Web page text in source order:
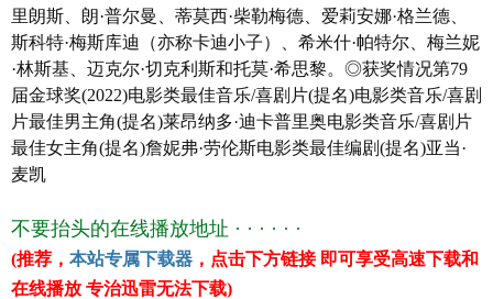
里朗斯、朗·普尔曼、蒂莫西·柴勒梅德、爱莉安娜·格兰德、
斯科特·梅斯库迪（亦称卡迪小子）、希米什·帕特尔、梅兰妮
·林斯基、迈克尔·切克利斯和托莫·希思黎。◎获奖情况第79
届金球奖(2022)电影类最佳音乐/喜剧片(提名)电影类音乐/喜剧
片最佳男主角(提名)莱昂纳多·迪卡普里奥电影类音乐/喜剧片
最佳女主角(提名)詹妮弗·劳伦斯电影类最佳编剧(提名)亚当·
麦凯
不要抬头的在线播放地址 · · · · · ·
(推荐， 本站专属下载器 ，点击下方链接 即可享受高速下载和
在线播放 专治迅雷无法下载)